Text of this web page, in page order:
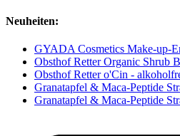
Neuheiten:
GYADA Cosmetics Make-up-
Obsthof Retter Organic Shrub
Obsthof Retter o'Cin -
Granatapfel & Maca-Peptide
Granatapfel & Maca-Peptide